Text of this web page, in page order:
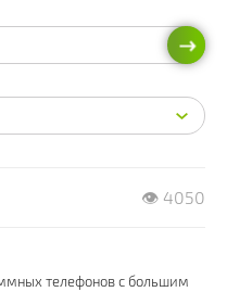
👁 4050
телефонов с большим